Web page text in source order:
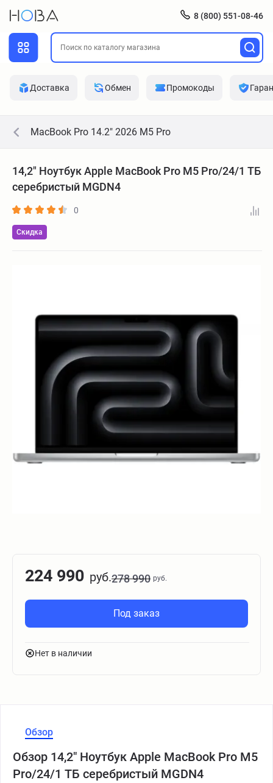
8 (800) 551-08-46
Доставка Обмен Промокоды
MacBook Pro 14.2" 2026 M5 Pro
14,2" Ноутбук Apple MacBook Pro M5 Pro/24/1 ТБ
серебристый MGDN4
0
Скидка
224 990 руб.278 990 руб.
Под заказ
Нет в наличии
Обзор
Обзор 14,2" Ноутбук Apple MacBook Pro M5
Pro/24/1 ТБ серебристый MGDN4